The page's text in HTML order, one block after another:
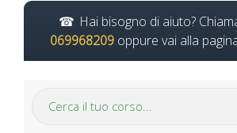
Hai bisogno di aiuto?
069968209 oppure vai alla